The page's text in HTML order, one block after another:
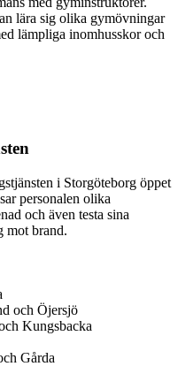
lära sig olika gymövningar
lämpliga inomhusskor och
i Storgöteborg öppet
personalen olika
och även testa sina
mot brand.
och Öjersjö
Kungsbacka
Gårda